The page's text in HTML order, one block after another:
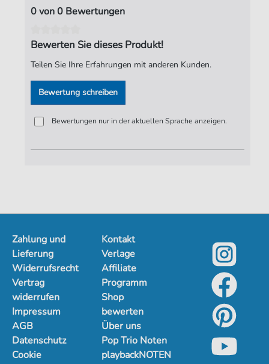
Seiten:
2
Verlag:
Faber Music Limited
0 von 0 Bewertungen
Bewerten Sie dieses Produkt!
Teilen Sie Ihre Erfahrungen mit anderen Kunden.
Bewertung schreiben
Bewertungen nur in der aktuellen Sprache anzeigen.
Zahlung und
Lieferung
Widerrufsrecht
Vertrag
widerrufen
Impressum
AGB
Datenschutz
Cookie
Kontakt
Verlage
Affiliate
Programm
Shop
bewerten
Über uns
Pop Trio Noten
playbackNOTEN